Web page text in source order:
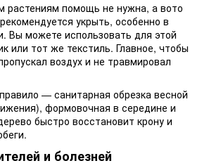
растениям помощь не нужна, а вото
укрыть, особенно в
Вы можете использовать для этой
или тот же текстиль. Главное, чтобы
воздух и не травмировал
— санитарная обрезка весной
формовочная в середине и
быстро восстановит крону и
и болезней